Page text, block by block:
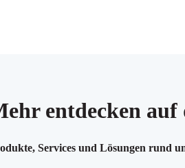
entdecken auf
Services und Lösungen rund